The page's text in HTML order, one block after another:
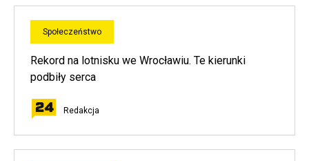
Społeczeństwo
Rekord na lotnisku we Wrocławiu. Te kierunki
podbiły serca
Redakcja